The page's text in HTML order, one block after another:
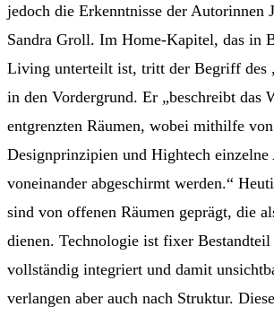
jedoch die Erkenntnisse der Autorinnen
Sandra Groll. Im Home-Kapitel, das in
Living unterteilt ist, tritt der Begriff des
in den Vordergrund. Er „beschreibt das
entgrenzten Räumen, wobei mithilfe
Designprinzipien und Hightech
voneinander abgeschirmt werden.“
sind von offenen Räumen geprägt, die
dienen. Technologie ist fixer
vollständig integriert und damit
verlangen aber auch nach Struktur.